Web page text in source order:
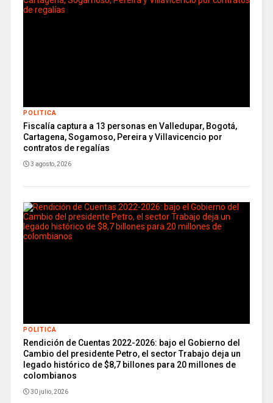
POLITICA
Fiscalía captura a 13 personas en Valledupar, Bogotá,
Cartagena, Sogamoso, Pereira y Villavicencio por
contratos de regalías
3 agosto, 2026
POLITICA
Rendición de Cuentas 2022-2026: bajo el Gobierno del
Cambio del presidente Petro, el sector Trabajo deja un
legado histórico de $8,7 billones para 20 millones de
colombianos
30 julio, 2026